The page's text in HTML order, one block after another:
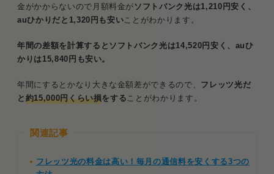
金がかからないので月額料金が ソフトバンク光は1,210円安く、
auひかりだと1,320円も安いことがわかります。
年間の差額を計算するとソフトバンク光は14,520円安く、auひ
かりは15,840円も安い。
年間にするとかなり大きな金額差ができるので、 フレッツ光だ
と 約15,000円くらい損をする ことがわかります。
関連記事
フレッツ光の料金は高い！毎月の通信料を安くする3つの